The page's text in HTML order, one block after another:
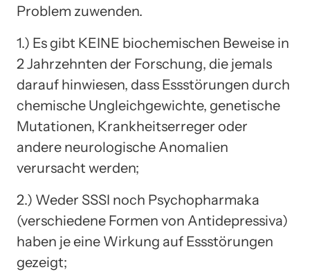
Problem zuwenden.
1.) Es gibt KEINE biochemischen Beweise in
2 Jahrzehnten der Forschung, die jemals
darauf hinwiesen, dass Essstörungen durch
chemische Ungleichgewichte, genetische
Mutationen, Krankheitserreger oder
andere neurologische Anomalien
verursacht werden;
2.) Weder SSSI noch Psychopharmaka
(verschiedene Formen von Antidepressiva)
haben je eine Wirkung auf Essstörungen
gezeigt;